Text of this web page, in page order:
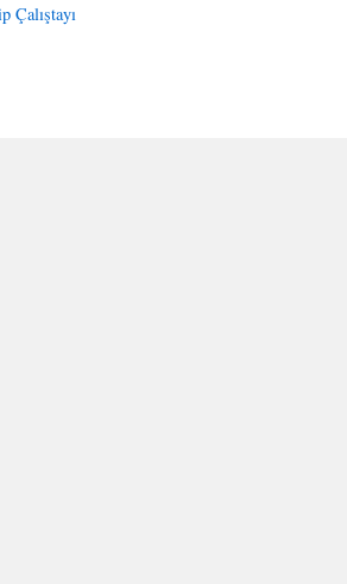
Çalıştayı